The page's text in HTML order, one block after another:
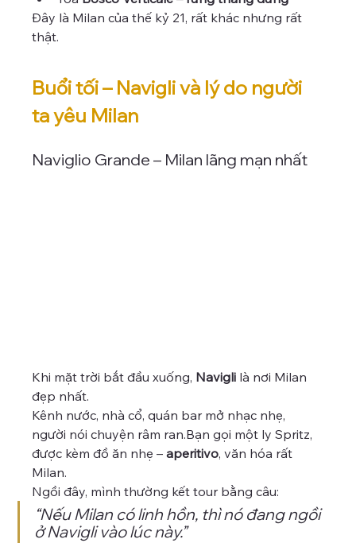
Đây là Milan của thế kỷ 21, rất khác nhưng rất
thật.
Buổi tối – Navigli và lý do người
ta yêu Milan
Naviglio Grande – Milan lãng mạn nhất
Khi mặt trời bắt đầu xuống, Navigli là nơi Milan
đẹp nhất.
Kênh nước, nhà cổ, quán bar mở nhạc nhẹ,
người nói chuyện râm ran.Bạn gọi một ly Spritz,
được kèm đồ ăn nhẹ – aperitivo, văn hóa rất
Milan.
Ngồi đây, mình thường kết tour bằng câu:
“Nếu Milan có linh hồn, thì nó đang ngồi
ở Navigli vào lúc này.”